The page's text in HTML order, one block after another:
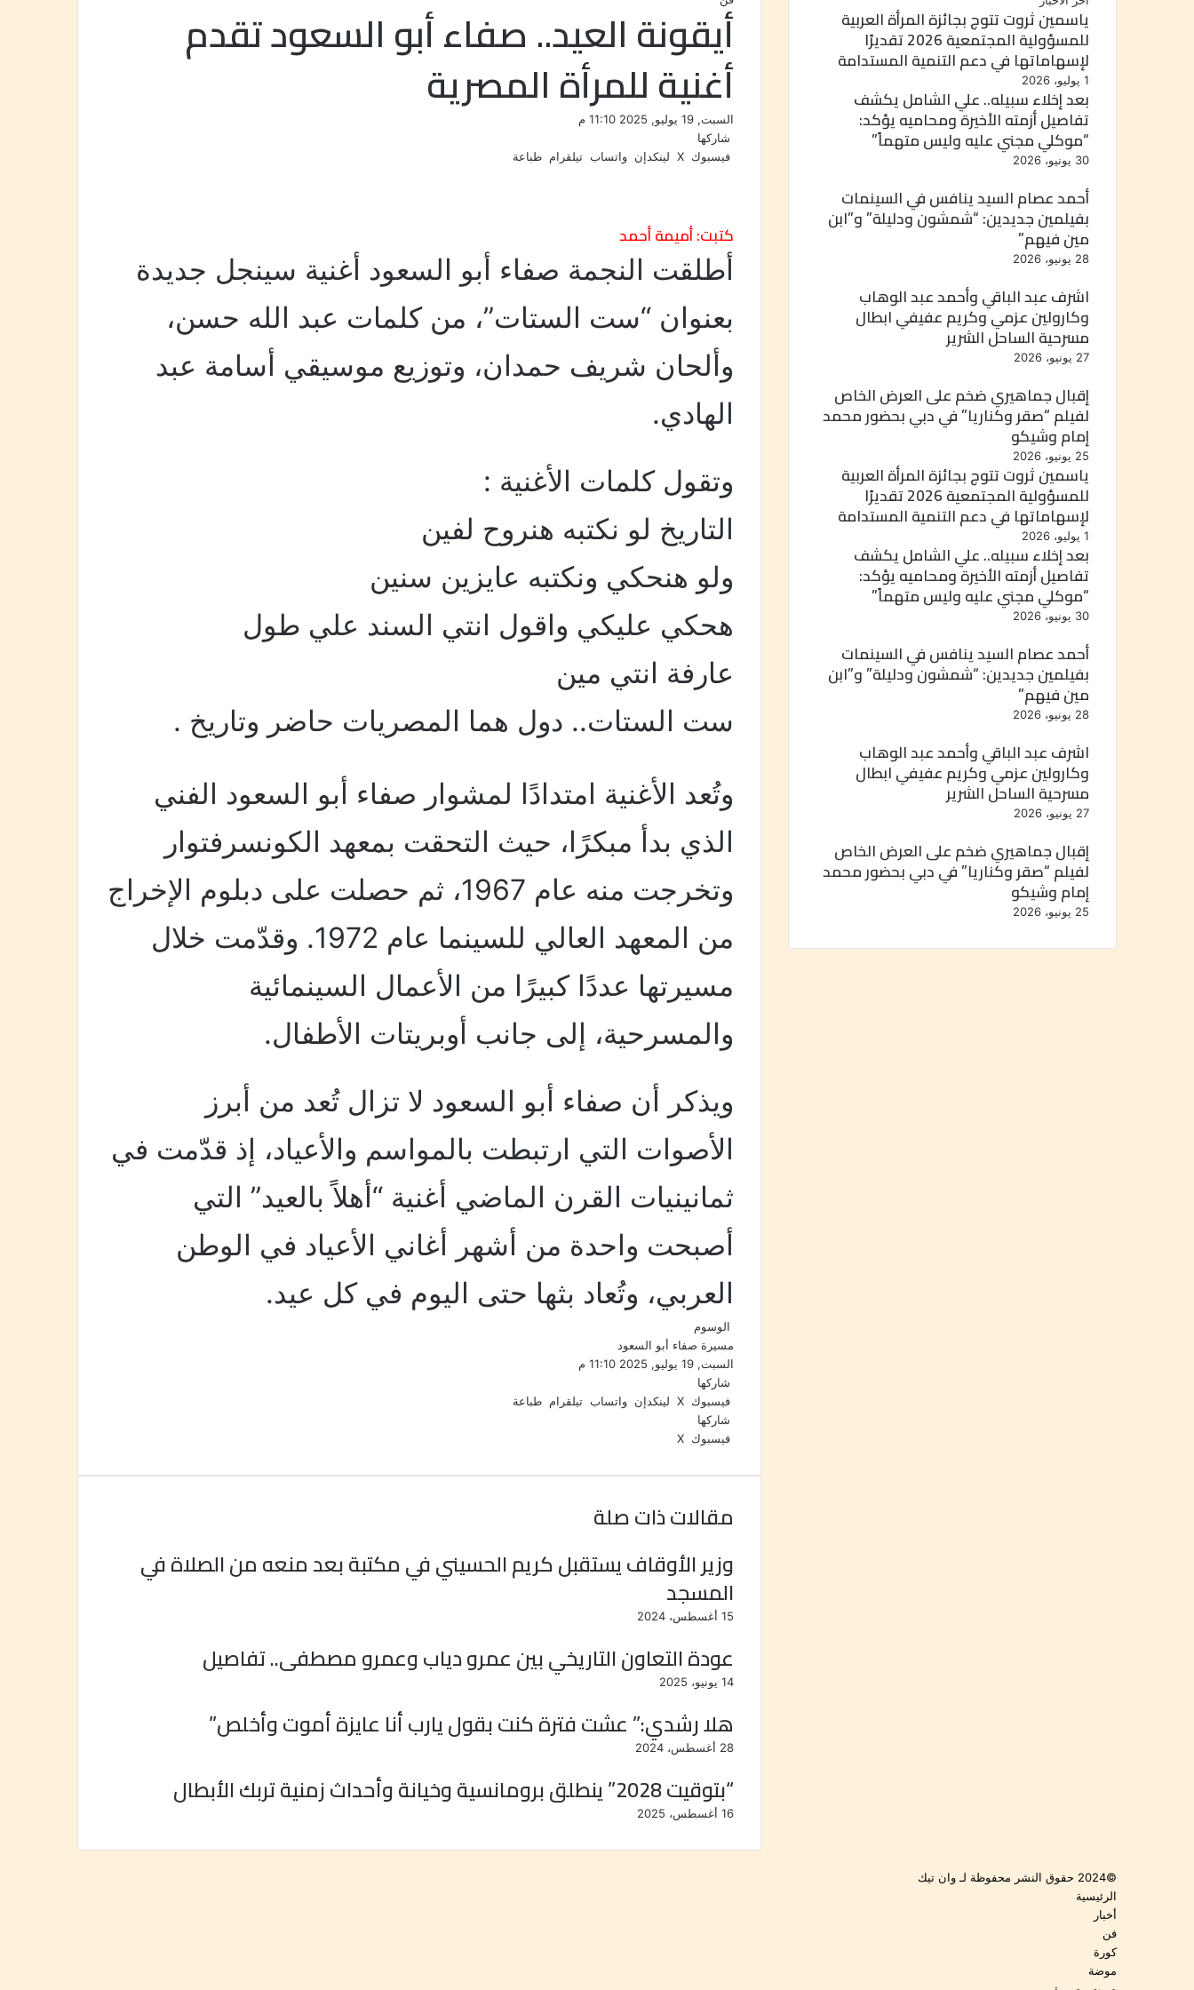
أيقونة العيد.. صفاء أبو السعود تقدم
أغنية للمرأة المصرية
السبت, 19 يوليو, 2025 11:10 م
شاركها
فيسبوك ‫X لينكدإن واتساب تيلقرام طباعة
كتبت: أميمة أحمد
أطلقت النجمة صفاء أبو السعود أغنية سينجل جديدة
بعنوان “ست الستات”، من كلمات عبد الله حسن،
وألحان شريف حمدان، وتوزيع موسيقي أسامة عبد
الهادي.
وتقول كلمات الأغنية :
التاريخ لو نكتبه هنروح لفين
ولو هنحكي ونكتبه عايزين سنين
هحكي عليكي واقول انتي السند علي طول
عارفة انتي مين
ست الستات.. دول هما المصريات حاضر وتاريخ .
وتُعد الأغنية امتدادًا لمشوار صفاء أبو السعود الفني
الذي بدأ مبكرًا، حيث التحقت بمعهد الكونسرفتوار
وتخرجت منه عام 1967، ثم حصلت على دبلوم الإخراج
من المعهد العالي للسينما عام 1972. وقدّمت خلال
مسيرتها عددًا كبيرًا من الأعمال السينمائية
والمسرحية، إلى جانب أوبريتات الأطفال.
ويذكر أن صفاء أبو السعود لا تزال تُعد من أبرز
الأصوات التي ارتبطت بالمواسم والأعياد، إذ قدّمت في
ثمانينيات القرن الماضي أغنية “أهلاً بالعيد” التي
أصبحت واحدة من أشهر أغاني الأعياد في الوطن
العربي، وتُعاد بثها حتى اليوم في كل عيد.
الوسوم
مسيرة صفاء أبو السعود
السبت, 19 يوليو, 2025 11:10 م
شاركها
فيسبوك ‫X لينكدإن واتساب تيلقرام طباعة
شاركها
فيسبوك ‫X
ن
س
ت
ت
ا
ل
ر
ا
ك
ب
ل
ر
ا
ة
مقالات ذات صلة
وزير الأوقاف يستقبل كريم الحسيني في مكتبة بعد منعه من الصلاة في
المسجد
15 أغسطس، 2024
عودة التعاون التاريخي بين عمرو دياب وعمرو مصطفى.. تفاصيل
14 يونيو، 2025
هلا رشدي:” عشت فترة كنت بقول يارب أنا عايزة أموت وأخلص”
28 أغسطس، 2024
“بتوقيت 2028” ينطلق برومانسية وخيانة وأحداث زمنية تربك الأبطال
16 أغسطس، 2025
ياسمين ثروت تتوج بجائزة المرأة العربية
للمسؤولية المجتمعية 2026 تقديرًا
لإسهاماتها في دعم التنمية المستدامة
1 يوليو، 2026
بعد إخلاء سبيله.. علي الشامل يكشف
تفاصيل أزمته الأخيرة ومحاميه يؤكد:
“موكلي مجني عليه وليس متهماً”
30 يونيو، 2026
أحمد عصام السيد ينافس في السينمات
بفيلمين جديدين: “شمشون ودليلة” و”ابن
مين فيهم”
28 يونيو، 2026
اشرف عبد الباقي وأحمد عبد الوهاب
وكارولين عزمي وكريم عفيفي ابطال
مسرحية الساحل الشرير
27 يونيو، 2026
إقبال جماهيري ضخم على العرض الخاص
لفيلم “صقر وكناريا” في دبي بحضور محمد
إمام وشيكو
25 يونيو، 2026
ياسمين ثروت تتوج بجائزة المرأة العربية
للمسؤولية المجتمعية 2026 تقديرًا
لإسهاماتها في دعم التنمية المستدامة
1 يوليو، 2026
بعد إخلاء سبيله.. علي الشامل يكشف
تفاصيل أزمته الأخيرة ومحاميه يؤكد:
“موكلي مجني عليه وليس متهماً”
30 يونيو، 2026
أحمد عصام السيد ينافس في السينمات
بفيلمين جديدين: “شمشون ودليلة” و”ابن
مين فيهم”
28 يونيو، 2026
اشرف عبد الباقي وأحمد عبد الوهاب
وكارولين عزمي وكريم عفيفي ابطال
مسرحية الساحل الشرير
27 يونيو، 2026
إقبال جماهيري ضخم على العرض الخاص
لفيلم “صقر وكناريا” في دبي بحضور محمد
إمام وشيكو
25 يونيو، 2026
©2024 حقوق النشر محفوظة لـ وان تيك
الرئيسية
أخبار
فن
كورة
موضة